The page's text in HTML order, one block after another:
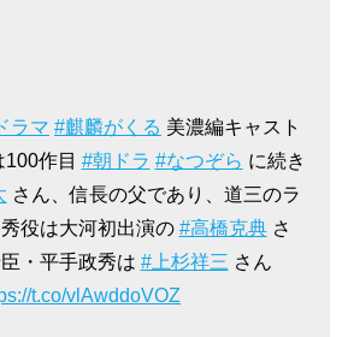
ラマ #麒麟がくる 美濃編キャスト
作目 #朝ドラ #なつぞら に続き
さん、信長の父であり、道三のラ
役は大河初出演の #高橋克典さ
・平手政秀は #上杉祥三 さん
t.co/vlAwddoVOZ